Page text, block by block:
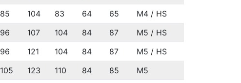
85 104 83 64 65
M4 / HS
96 107 104 84 87
M5 / HS
96 121 104 84 87
M5 / HS
105 123 110 84 85
M5